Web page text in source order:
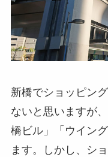
新橋でショッピン
ないと思いますが
橋ビル」「ウイン
ます。しかし、シ